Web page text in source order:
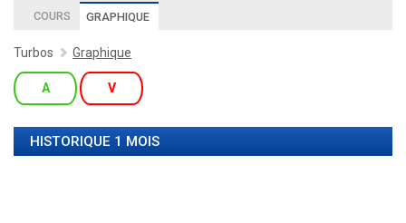
COURS GRAPHIQUE
Turbos Graphique
A V
HISTORIQUE 1 MOIS